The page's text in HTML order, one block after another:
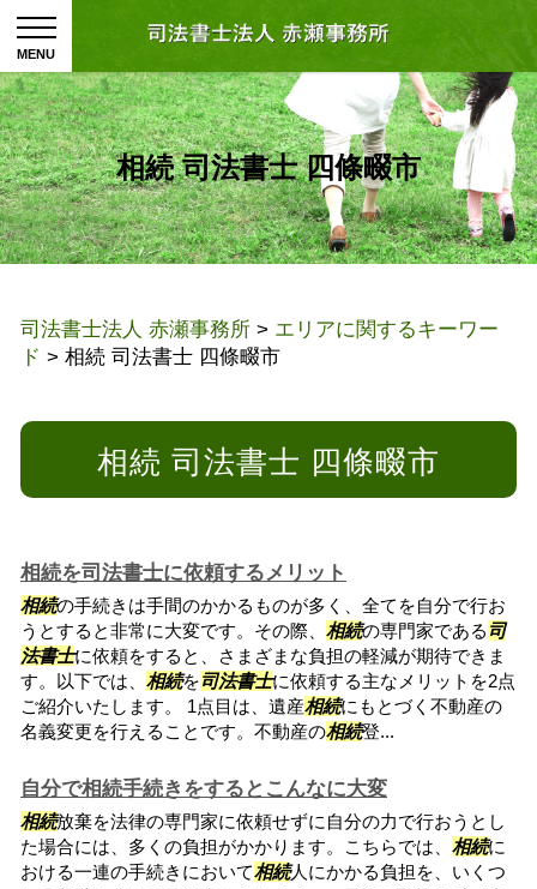
相続 司法書士 四條畷市
司法書士法人 赤瀬事務所 > エリアに関するキーワー
ド > 相続 司法書士 四條畷市
相続 司法書士 四條畷市
相続を司法書士に依頼するメリット
相続の手続きは手間のかかるものが多く、全てを自分で行お
うとすると非常に大変です。その際、 相続の専門家である 司
法書士に依頼をすると、さまざまな負担の軽減が期待できま
す。以下では、 相続を司法書士に依頼する主なメリットを2点
ご紹介いたします。 1点目は、遺産相続にもとづく不動産の
名義変更を行えることです。不動産の相続登...
自分で相続手続きをするとこんなに大変
相続放棄を法律の専門家に依頼せずに自分の力で行おうとし
た場合には、多くの負担がかかります。こちらでは、 相続に
おける一連の手続きにおいて相続人にかかる負担を、いくつ